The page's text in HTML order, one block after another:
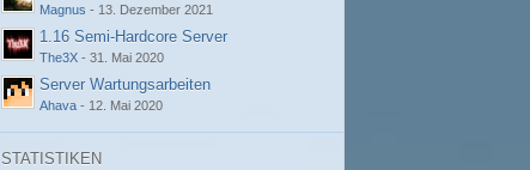
Magnus - 13. Dezember 2021
1.16 Semi-Hardcore Server
The3X- 31. Mai 2020
Server Wartungsarbeiten
Ahava- 12. Mai 2020
STATISTIKEN